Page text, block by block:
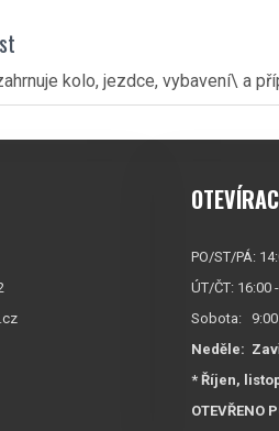
kolo, jezdce, vybavení\ a
PO/ST/PÁ:
ÚT/ČT: 16:00 -
Sobota: 9:00
Neděle:
* Říjen,
OTEVŘENO